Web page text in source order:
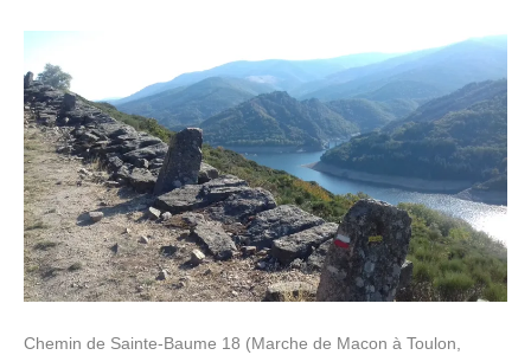
Chemin de Sainte-Baume 18 (Marche de Macon à Toulon,